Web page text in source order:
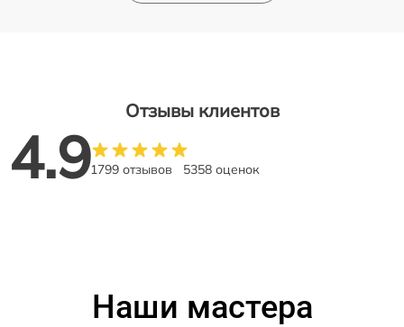
Отзывы клиентов
4.91799 отзывов 5358 оценок
Наши мастера